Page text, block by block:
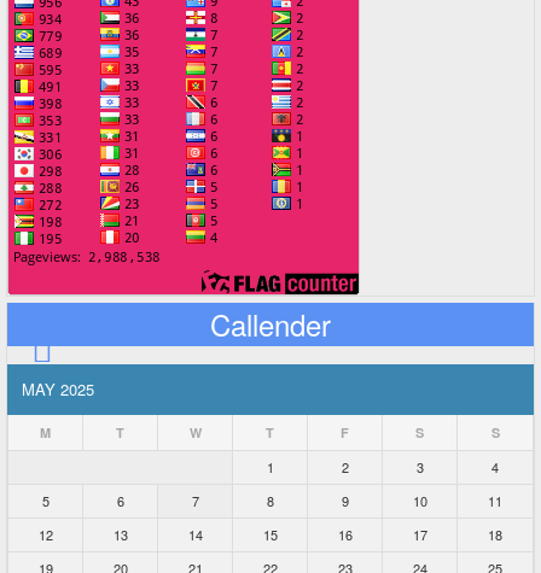
Callender
MAY 2025
M T W T F S S
1 2 3
4
5
6 7 8 9 10
11
12
13 14 15 16 17
18
19
20 21 22 23 24
25